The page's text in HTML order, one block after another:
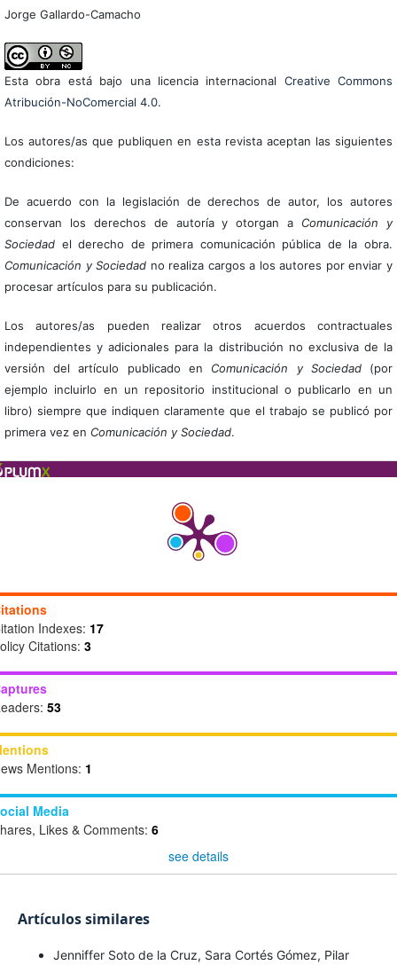
Jorge Gallardo-Camacho
Esta obra está bajo una licencia internacional Creative Commons
Atribución-NoComercial 4.0.
Los autores/as que publiquen en esta revista aceptan las siguientes
condiciones:
De acuerdo con la legislación de derechos de autor, los autores
conservan los derechos de autoría y otorgan a Comunicación y
Sociedadel derecho de primera comunicación pública de la obra.
Comunicación y Sociedad no realiza cargos a los autores por enviar y
procesar artículos para su publicación.
Los autores/as pueden realizar otros acuerdos contractuales
independientes y adicionales para la distribución no exclusiva de la
versión del artículo publicado en Comunicación y Sociedad(por
ejemplo incluirlo en un repositorio institucional o publicarlo en un
libro) siempre que indiquen claramente que el trabajo se publicó por
primera vez en Comunicación y Sociedad.
Indexes: 17
Citations: 3
53
Mentions: 1
Media
Likes & Comments: 6
see details
Artículos similares
Jenniffer Soto de la Cruz, Sara Cortés Gómez, Pilar